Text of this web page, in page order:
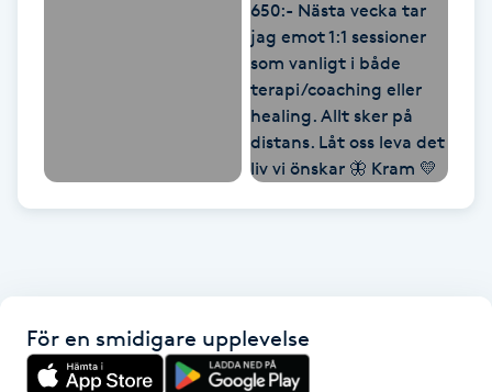
IPL hårborttagning
K
För en smidigare upplevelse